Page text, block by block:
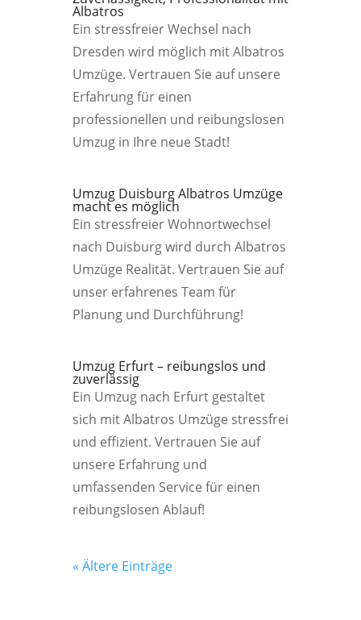
Albatros
Ein stressfreier Wechsel nach
Dresden wird möglich mit Albatros
Umzüge. Vertrauen Sie auf unsere
Erfahrung für einen
professionellen und reibungslosen
Umzug in Ihre neue Stadt!
Umzug Duisburg Albatros Umzüge
macht es möglich
Ein stressfreier Wohnortwechsel
nach Duisburg wird durch Albatros
Umzüge Realität. Vertrauen Sie auf
unser erfahrenes Team für
Planung und Durchführung!
Umzug Erfurt – reibungslos und
zuverlässig
Ein Umzug nach Erfurt gestaltet
sich mit Albatros Umzüge stressfrei
und effizient. Vertrauen Sie auf
unsere Erfahrung und
umfassenden Service für einen
reibungslosen Ablauf!
« Ältere Einträge